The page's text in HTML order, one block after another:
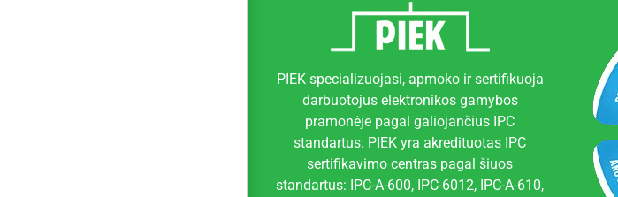
PIEK specializuojasi, apmoko ir sertifikuoja
darbuotojus elektronikos gamybos
pramonėje pagal galiojančius IPC
standartus. PIEK yra akredituotas IPC
sertifikavimo centras pagal šiuos
standartus: IPC-A-600, IPC-6012, IPC-A-610,